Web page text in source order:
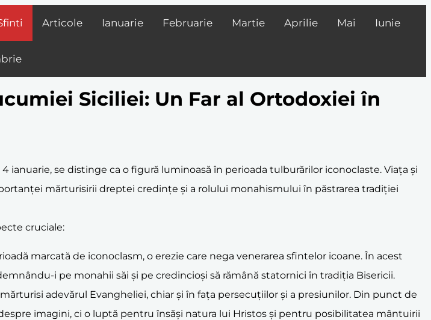
Articole Ianuarie Februarie Martie Aprilie Mai Iunie
Siciliei: Un Far al Ortodoxiei în
ianuarie, se distinge ca o figură luminoasă în perioada tulburărilor iconoclaste. Viața și
mărturisirii dreptei credințe și a rolului monahismului în păstrarea tradiției
cruciale:
marcată de iconoclasm, o erezie care nega venerarea sfintelor icoane. În acest
i pe monahii săi și pe credincioși să rămână statornici în tradiția Bisericii.
adevărul Evangheliei, chiar și în fața persecuțiilor și a presiunilor. Din punct de
imagini, ci o luptă pentru însăși natura lui Hristos și pentru posibilitatea mântuirii